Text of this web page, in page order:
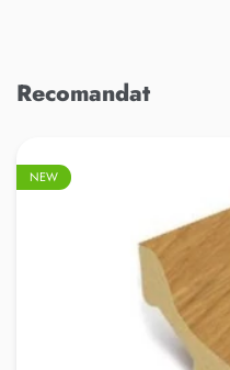
Recomandat
NEW